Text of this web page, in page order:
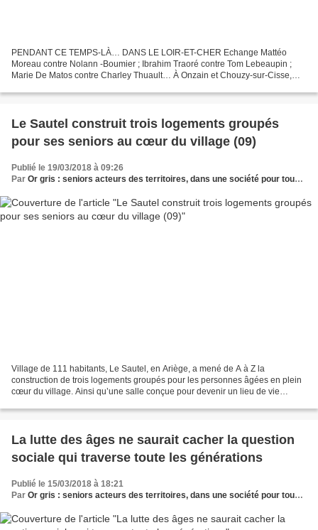
PENDANT CE TEMPS-LÀ… DANS LE LOIR-ET-CHER Echange Mattéo
Moreau contre Nolann -Boumier ; Ibrahim Traoré contre Tom Lebeaupin ;
Marie De Matos contre Charley Thuault… À Onzain et Chouzy-sur-Cisse,
Le Sautel construit trois logements groupés
pour ses seniors au cœur du village (09)
Publié le 19/03/2018 à 09:26
Par Or gris : seniors acteurs des territoires, dans une société pour tous les âges
Village de 111 habitants, Le Sautel, en Ariège, a mené de A à Z la
construction de trois logements groupés pour les personnes âgées en plein
cœur du village. Ainsi qu’une salle conçue pour devenir un lieu de vie
La lutte des âges ne saurait cacher la question
sociale qui traverse toute les générations
Publié le 15/03/2018 à 18:21
Par Or gris : seniors acteurs des territoires, dans une société pour tous les âges